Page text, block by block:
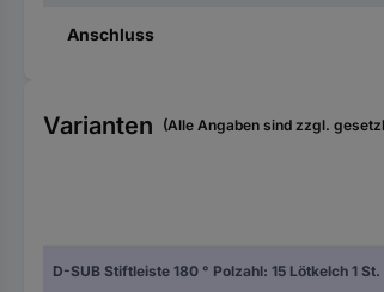
Anschluss
Varianten (Alle Angaben sind zzgl.
D-SUB Stiftleiste 180 ° Polzahl: 15 Lötkelch 1 St.